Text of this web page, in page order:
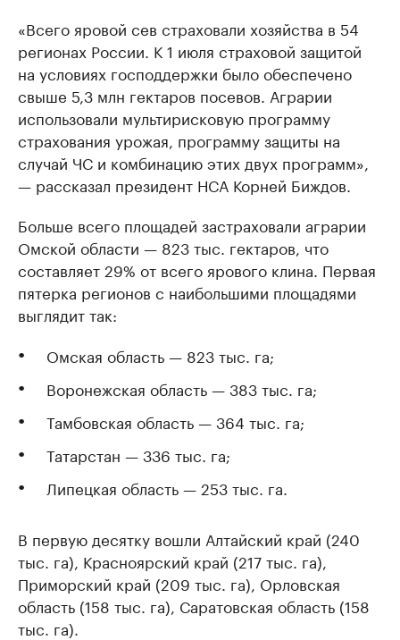
«Всего яровой сев страховали хозяйства в 54
регионах России. К 1 июля страховой защитой
на условиях господдержки было обеспечено
свыше 5,3 млн гектаров посевов. Аграрии
использовали мультирисковую программу
страхования урожая, программу защиты на
случай ЧС и комбинацию этих двух программ»,
— рассказал президент НСА Корней Биждов.
Больше всего площадей застраховали аграрии
Омской области — 823 тыс. гектаров, что
составляет 29% от всего ярового клина. Первая
пятерка регионов с наибольшими площадями
выглядит так:
Омская область — 823 тыс. га;
Воронежская область — 383 тыс. га;
Тамбовская область — 364 тыс. га;
Татарстан — 336 тыс. га;
Липецкая область — 253 тыс. га.
В первую десятку вошли Алтайский край (240
тыс. га), Красноярский край (217 тыс. га),
Приморский край (209 тыс. га), Орловская
область (158 тыс. га), Саратовская область (158
тыс. га).